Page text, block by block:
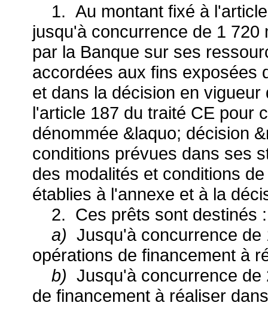
1. Au montant fixé à
jusqu'à concurrence de 1
par la Banque sur ses
accordées aux fins exposées
et dans la décision en
l'article 187 du traité CE pour
dénommée &laquo; décision
conditions prévues dans ses
des modalités et conditions
établies à l'annexe et à la
2. Ces prêts sont destinés :
a) Jusqu'à concurrence
opérations de financement à
b) Jusqu'à concurrence
de financement à réaliser